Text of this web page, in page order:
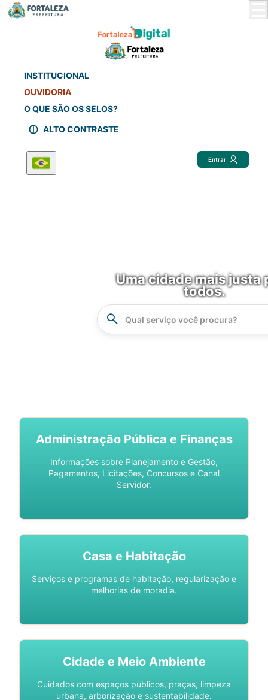
INSTITUCIONAL
OUVIDORIA
O QUE SÃO OS SELOS?
ALTO CONTRASTE
Entrar
Uma cidade mais justa
todos.
Administração Pública e Finanças
Informações sobre Planejamento e Gestão,
Pagamentos, Licitações, Concursos e Canal
Servidor.
Casa e Habitação
Serviços e programas de habitação, regularização e
melhorias de moradia.
Cidade e Meio Ambiente
Cuidados com espaços públicos, praças, limpeza
urbana, arborização e sustentabilidade.